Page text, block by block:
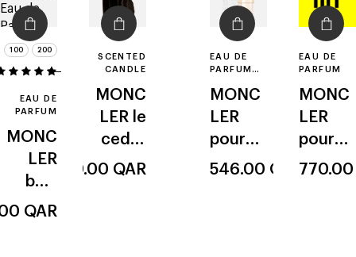
100 200
EAU DE
PARFUM
MONC
LER
bois
rouge
QAR
SCENTED
CANDLE
MONC
LER le
cedre
bleu
320.00 QAR
EAU DE
PARFUM
MONC
LER
pour
femme
546.00 QAR
EAU DE
PARFUM
MONC
LER
pour
homm